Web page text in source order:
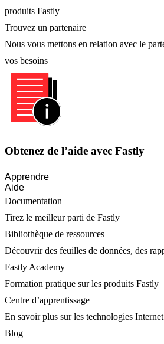
produits Fastly
Trouvez un partenaire
Nous vous mettons en relation avec le
vos besoins
Obtenez de l’aide avec Fastly
Apprendre
Aide
Documentation
Tirez le meilleur parti de Fastly
Bibliothèque de ressources
Découvrir des feuilles de données, des
Fastly Academy
Formation pratique sur les produits Fastly
Centre d’apprentissage
En savoir plus sur les technologies Internet
Blog